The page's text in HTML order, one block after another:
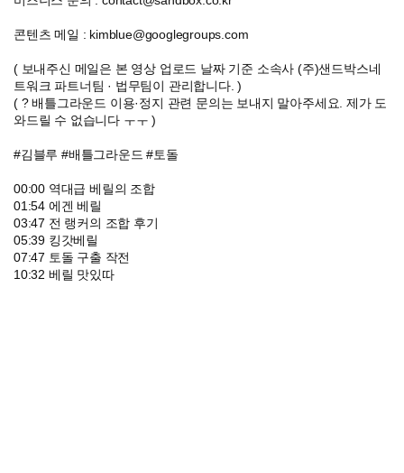
콘텐츠 메일 : kimblue@googlegroups.com
( 보내주신 메일은 본 영상 업로드 날짜 기준 소속사 (주)샌드박스네
트워크 파트너팀 · 법무팀이 관리합니다. )
( ? 배틀그라운드 이용·정지 관련 문의는 보내지 말아주세요. 제가 도
와드릴 수 없습니다 ㅜㅜ )
#김블루 #배틀그라운드 #토돌
00:00 역대급 베릴의 조합
01:54 에겐 베릴
03:47 전 랭커의 조합 후기
05:39 킹갓베릴
07:47 토돌 구출 작전
10:32 베릴 맛있따